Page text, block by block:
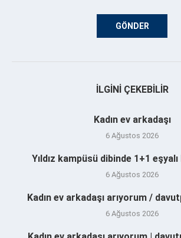
İLGINI ÇEKEBILIR
Kadın ev arkadaşı
6 Ağustos 2026
Yıldız kampüsü dibinde 1+1
6 Ağustos 2026
Kadın ev arkadaşı arıyorum /
6 Ağustos 2026